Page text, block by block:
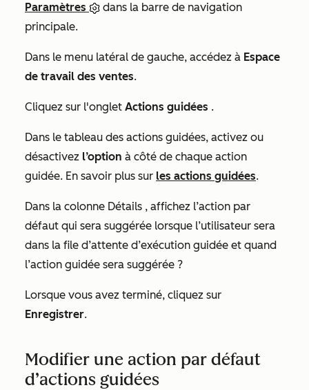
Paramètres
dans la barre de navigation
principale.
Dans le menu latéral de gauche, accédez à Espace
de travail des ventes.
Cliquez sur l'onglet Actions guidées .
Dans le tableau des actions guidées, activez ou
désactivez l’option à côté de chaque action
guidée. En savoir plus sur les actions guidées.
Dans la colonne Détails , affichez l’action par
défaut qui sera suggérée lorsque l’utilisateur sera
dans la file d’attente d’exécution guidée et quand
l’action guidée sera suggérée ?
Lorsque vous avez terminé, cliquez sur
Enregistrer.
Modifier une action par défaut
d’actions guidées